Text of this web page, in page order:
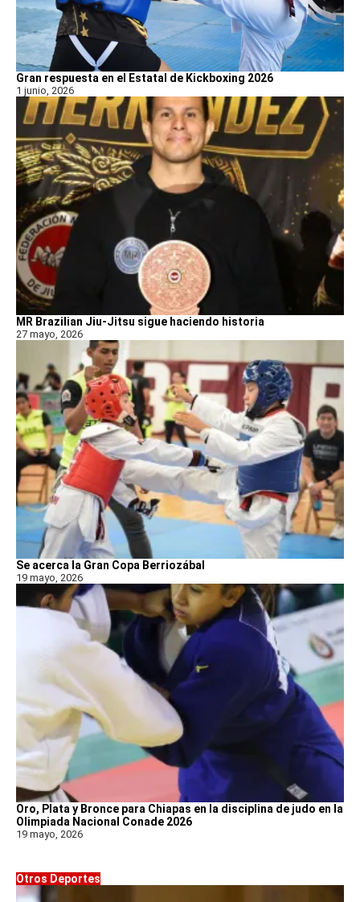
Gran respuesta en el Estatal de Kickboxing 2026
1 junio, 2026
MR Brazilian Jiu-Jitsu sigue haciendo historia
27 mayo, 2026
Se acerca la Gran Copa Berriozábal
19 mayo, 2026
Oro, Plata y Bronce para Chiapas en la disciplina de judo en la
Olimpiada Nacional Conade 2026
19 mayo, 2026
Otros Deportes